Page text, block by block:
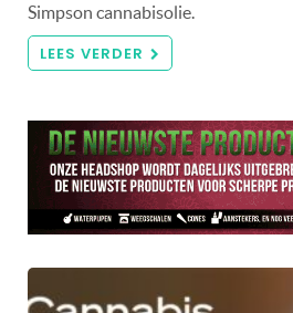
Simpson cannabisolie.
LEES VERDER